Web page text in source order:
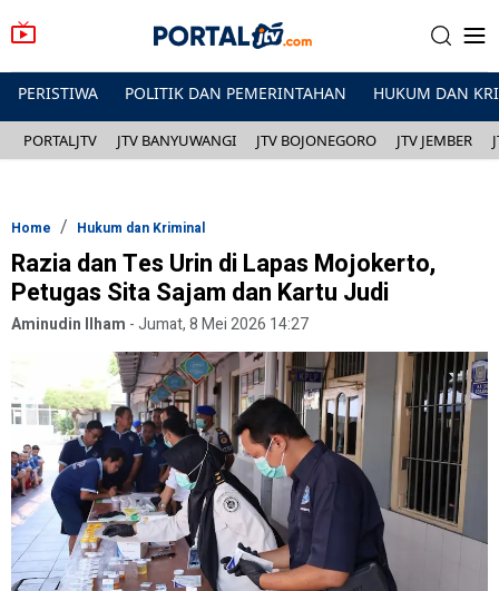
PERISTIWA POLITIK DAN PEMERINTAHAN HUKUM DAN
PORTALJTV JTV BANYUWANGI JTV BOJONEGORO JTV JEMBER
Home Hukum dan Kriminal
Razia dan Tes Urin di Lapas Mojokerto,
Petugas Sita Sajam dan Kartu Judi
Aminudin Ilham -Jumat, 8 Mei 2026 14:27